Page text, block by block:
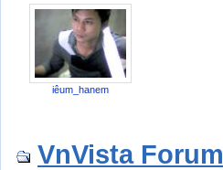
iêum_hanem
VnVista Forum